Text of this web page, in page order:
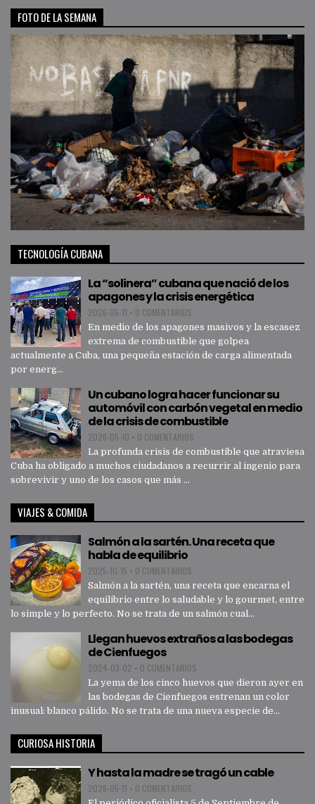
FOTO DE LA SEMANA
TECNOLOGÍA CUBANA
La “solinera” cubana que nació de los
apagones y la crisis energética
2026-05-11 • 0 COMENTARIOS
En medio de los apagones masivos y la escasez
extrema de combustible que golpea
actualmente a Cuba, una pequeña estación de carga alimentada
por energ...
Un cubano logra hacer funcionar su
automóvil con carbón vegetal en medio
de la crisis de combustible
2026-05-10 • 0 COMENTARIOS
La profunda crisis de combustible que atraviesa
Cuba ha obligado a muchos ciudadanos a recurrir al ingenio para
sobrevivir y uno de los casos que más ...
VIAJES & COMIDA
Salmón a la sartén. Una receta que
habla de equilibrio
2025-10-15 • 0 COMENTARIOS
Salmón a la sartén, una receta que encarna el
equilibrio entre lo saludable y lo gourmet, entre
lo simple y lo perfecto. No se trata de un salmón cual...
Llegan huevos extraños a las bodegas
de Cienfuegos
2024-03-02 • 0 COMENTARIOS
La yema de los cinco huevos que dieron ayer en
las bodegas de Cienfuegos estrenan un color
inusual: blanco pálido. No se trata de una nueva especie de...
CURIOSA HISTORIA
Y hasta la madre se tragó un cable
2026-05-11 • 0 COMENTARIOS